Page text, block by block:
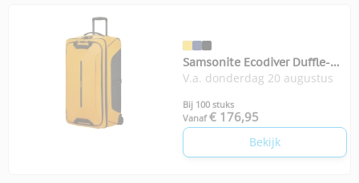
Samsonite Ecodiver Duffle-
Wh 79
V.a. donderdag 20 augustus
Bij 100 stuks
Vanaf € 176,95
Bekijk